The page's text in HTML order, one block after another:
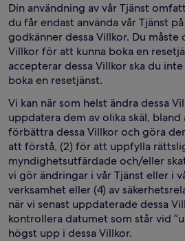
Din användning av vår Tjänst
du får endast använda vår Tjänst
godkänner dessa Villkor. Du måste
Villkor för att kunna boka en
accepterar dessa Villkor ska du
boka en resetjänst.
Vi kan när som helst ändra dessa
uppdatera dem av olika skäl, bland
förbättra dessa Villkor och göra
att förstå, (2) för att uppfylla
myndighetsutfärdade och/eller
vi gör ändringar i vår Tjänst eller i
verksamhet eller (4) av
när vi senast uppdaterade dessa
kontrollera datumet som står vid
högst upp i dessa Villkor.